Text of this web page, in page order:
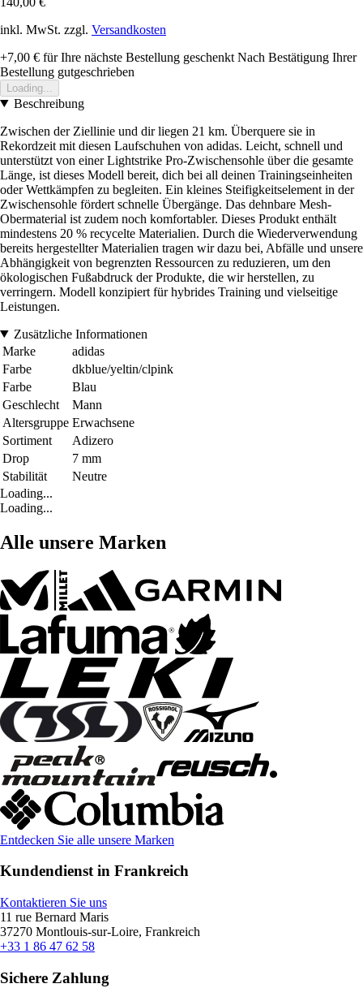
inkl. MwSt. zzgl. Versandkosten
+7,00 € für Ihre nächste Bestellung geschenkt Nach Bestätigung Ihrer
Bestellung gutgeschrieben
Loading...
Beschreibung
Zwischen der Ziellinie und dir liegen 21 km. Überquere sie in
Rekordzeit mit diesen Laufschuhen von adidas. Leicht, schnell und
unterstützt von einer Lightstrike Pro-Zwischensohle über die gesamte
Länge, ist dieses Modell bereit, dich bei all deinen Trainingseinheiten
oder Wettkämpfen zu begleiten. Ein kleines Steifigkeitselement in der
Zwischensohle fördert schnelle Übergänge. Das dehnbare Mesh-
Obermaterial ist zudem noch komfortabler. Dieses Produkt enthält
mindestens 20 % recycelte Materialien. Durch die Wiederverwendung
bereits hergestellter Materialien tragen wir dazu bei, Abfälle und unsere
Abhängigkeit von begrenzten Ressourcen zu reduzieren, um den
ökologischen Fußabdruck der Produkte, die wir herstellen, zu
verringern. Modell konzipiert für hybrides Training und vielseitige
Leistungen.
Zusätzliche Informationen
Marke
adidas
Farbe
dkblue/yeltin/clpink
Farbe
Blau
Geschlecht
Mann
Altersgruppe Erwachsene
Sortiment
Adizero
Drop
7 mm
Stabilität
Neutre
Loading...
Loading...
Alle unsere Marken
Entdecken Sie alle unsere Marken
Kundendienst in Frankreich
Kontaktieren Sie uns
11 rue Bernard Maris
37270 Montlouis-sur-Loire, Frankreich
+33 1 86 47 62 58
Sichere Zahlung